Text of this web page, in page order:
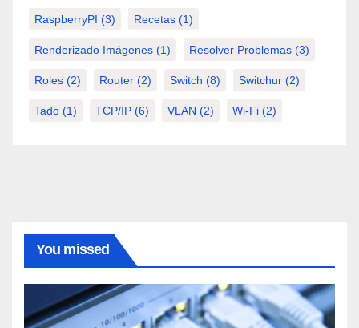
RaspberryPI (3) Recetas (1)
Renderizado Imágenes (1) Resolver Problemas (3)
Roles (2) Router (2) Switch (8) Switchur (2)
Tado (1) TCP/IP (6) VLAN (2) Wi-Fi (2)
You missed